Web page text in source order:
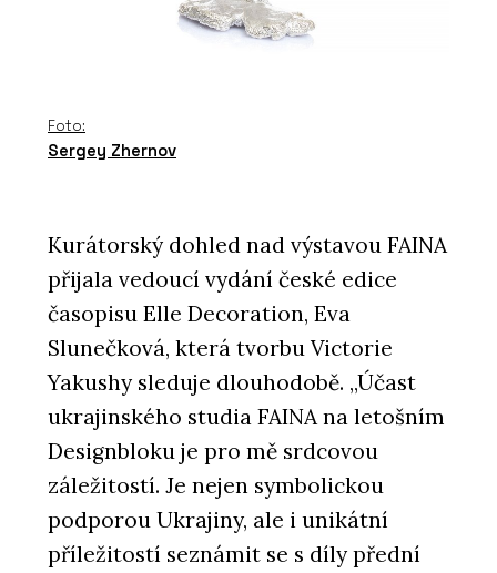
Foto:
Sergey Zhernov
Kurátorský dohled nad výstavou FAINA
přijala vedoucí vydání české edice
časopisu Elle Decoration, Eva
Slunečková, která tvorbu Victorie
Yakushy sleduje dlouhodobě. „Účast
ukrajinského studia FAINA na letošním
Designbloku je pro mě srdcovou
záležitostí. Je nejen symbolickou
podporou Ukrajiny, ale i unikátní
příležitostí seznámit se s díly přední